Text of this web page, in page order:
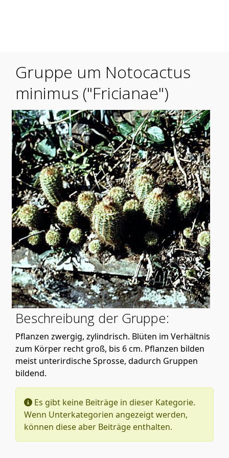
Gruppe um Notocactus
minimus ("Fricianae")
Beschreibung der Gruppe:
Pflanzen zwergig, zylindrisch. Blüten im Verhältnis
zum Körper recht groß, bis 6 cm. Pflanzen bilden
meist unterirdische Sprosse, dadurch Gruppen
bildend.
Information
Es gibt keine Beiträge in dieser Kategorie.
Wenn Unterkategorien angezeigt werden,
können diese aber Beiträge enthalten.